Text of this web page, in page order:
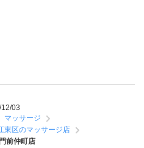
03
マッサージ
東区のマッサージ店
前仲町店